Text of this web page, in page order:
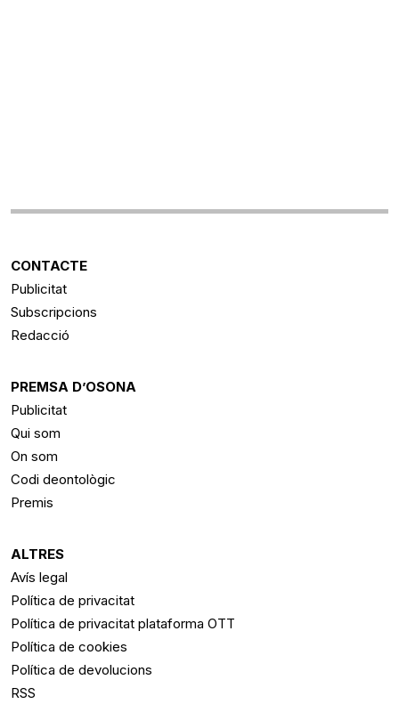
CONTACTE
Publicitat
Subscripcions
Redacció
PREMSA D’OSONA
Publicitat
Qui som
On som
Codi deontològic
Premis
ALTRES
Avís legal
Política de privacitat
Política de privacitat plataforma OTT
Política de cookies
Política de devolucions
RSS